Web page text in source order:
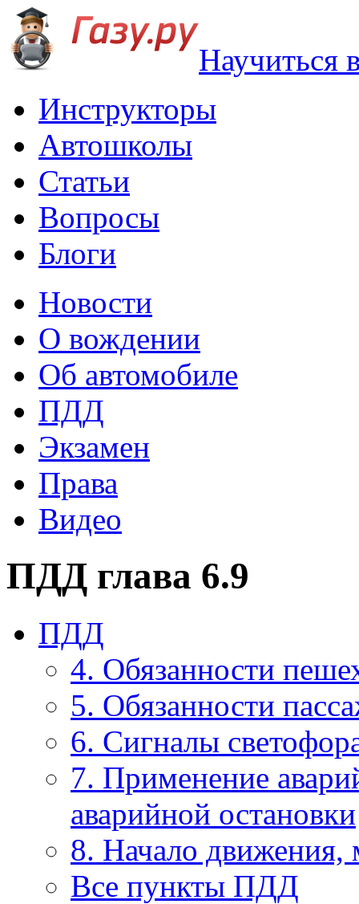
Научиться
Инструкторы
Автошколы
Статьи
Вопросы
Блоги
Новости
О вождении
Об автомобиле
ПДД
Экзамен
Права
Видео
ПДД глава 6.9
ПДД
4. Обязанности
5. Обязанности
6. Сигналы
7. Применение
аварийной остановки
8. Начало движения,
Все пункты ПДД